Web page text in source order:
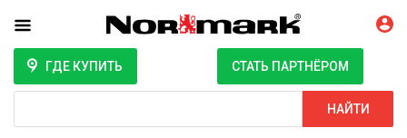
ГДЕ КУПИТЬ СТАТЬ ПАРТНЁРОМ
НАЙТИ